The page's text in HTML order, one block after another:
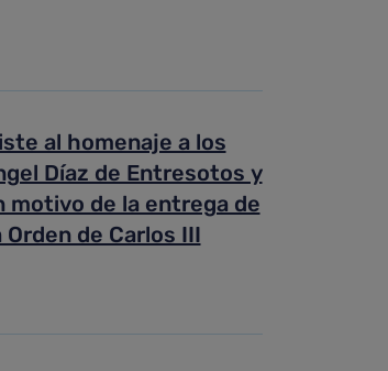
al homenaje a los
Díaz de Entresotos y
motivo de la entrega de
Orden de Carlos III